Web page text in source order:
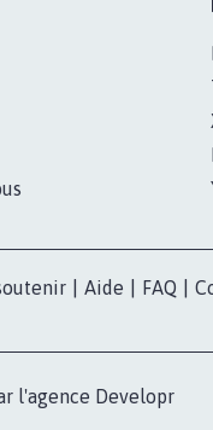
Aide FAQ
l'agence Developr